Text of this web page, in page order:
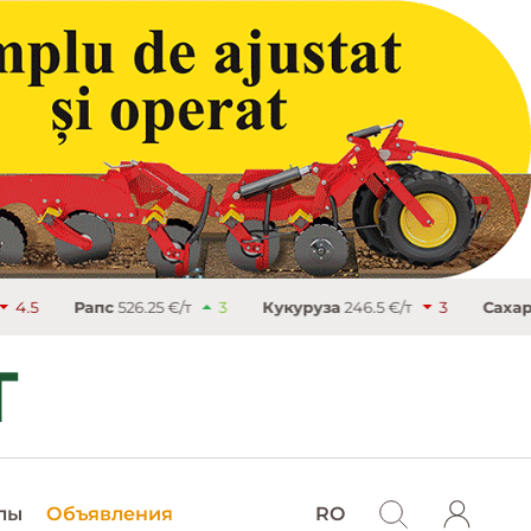
526.25 €/т 3 Кукуруза246.5 €/т 3 Сахар 486.9 €/
Объявления RO